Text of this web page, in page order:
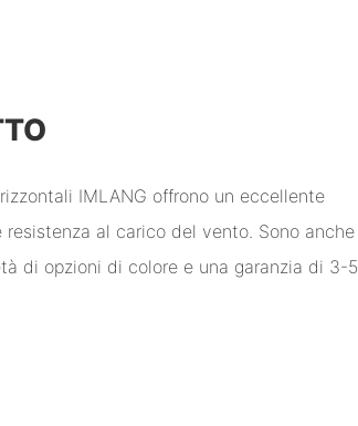
IMLANG offrono un eccellente
al carico del vento. Sono anche
di opzioni di colore e una garanzia di 3-5